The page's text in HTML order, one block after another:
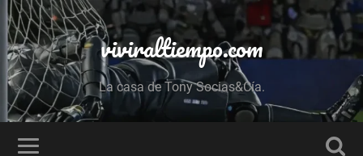
viviraltiempo.com
La casa de Tony Socias&Cía.